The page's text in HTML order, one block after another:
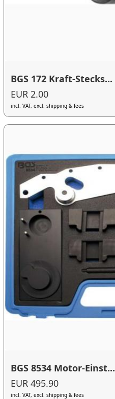
BGS 172 Kraft-Stecks...
EUR 2.00
incl. VAT, excl. shipping & fees
BGS 8534 Motor-Einst...
EUR 495.90
incl. VAT, excl. shipping & fees